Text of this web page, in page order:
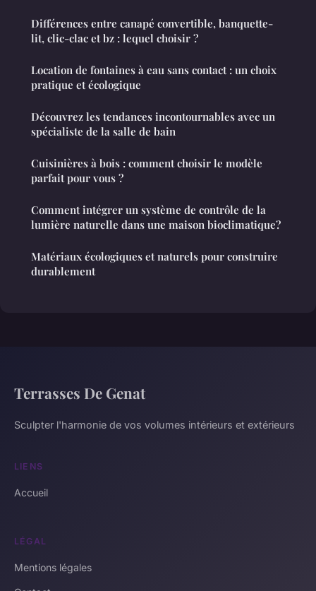
Différences entre canapé convertible, banquette-
lit, clic-clac et bz : lequel choisir ?
Location de fontaines à eau sans contact : un choix
pratique et écologique
Découvrez les tendances incontournables avec un
spécialiste de la salle de bain
Cuisinières à bois : comment choisir le modèle
parfait pour vous ?
Comment intégrer un système de contrôle de la
lumière naturelle dans une maison bioclimatique?
Matériaux écologiques et naturels pour construire
durablement
Terrasses De Genat
Sculpter l'harmonie de vos volumes intérieurs et extérieurs
LIENS
Accueil
LÉGAL
Mentions légales